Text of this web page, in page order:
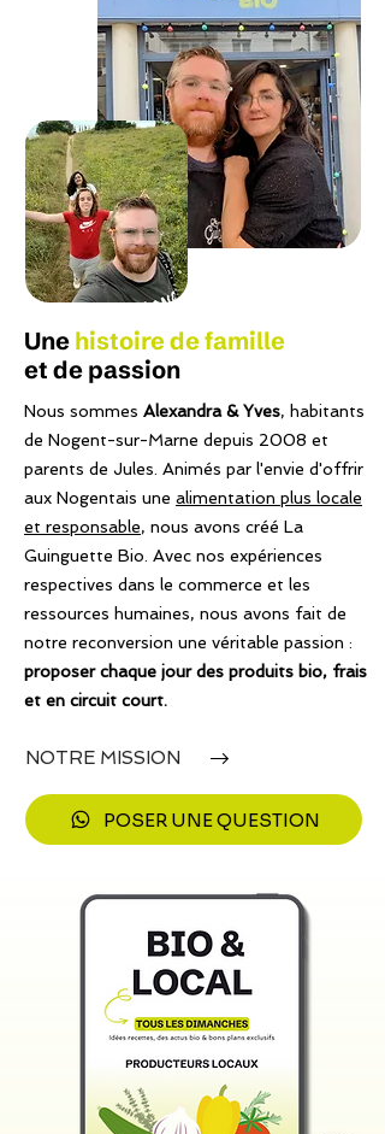
Une histoire de famille
et de passion
Nous sommes Alexandra & Yves, habitants
de Nogent-sur-Marne depuis 2008 et
parents de Jules. Animés par l'envie d'offrir
aux Nogentais une alimentation plus locale
et responsable, nous avons créé La
Guinguette Bio. Avec nos expériences
respectives dans le commerce et les
ressources humaines, nous avons fait de
notre reconversion une véritable passion :
proposer chaque jour des produits bio, frais
et en circuit court.
NOTRE MISSION
POSER UNE QUESTION